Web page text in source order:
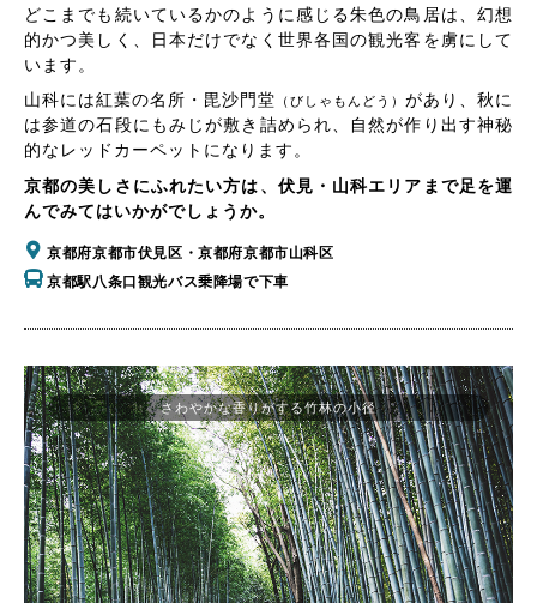
どこまでも続いているかのように感じる朱色の鳥居は、幻想
的かつ美しく、日本だけでなく世界各国の観光客を虜にして
います。
山科には紅葉の名所・毘沙門堂 （びしゃもんどう） があり、秋に
は参道の石段にもみじが敷き詰められ、自然が作り出す神秘
的なレッドカーペットになります。
京都の美しさにふれたい方は、伏見・山科エリアまで足を運
んでみてはいかがでしょうか。
京都府京都市伏見区・京都府京都市山科区
京都駅八条口観光バス乗降場で下車
さわやかな香りがする竹林の小径